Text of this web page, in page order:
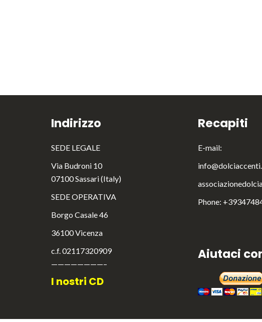
Indirizzo
SEDE LEGALE
Via Budroni 10
07100 Sassari (Italy)
SEDE OPERATIVA
Borgo Casale 46
36100 Vicenza
c.f. 02117320909
————————–
I nostri CD
Recapiti
E-mail:
Phone:
Aiutaci